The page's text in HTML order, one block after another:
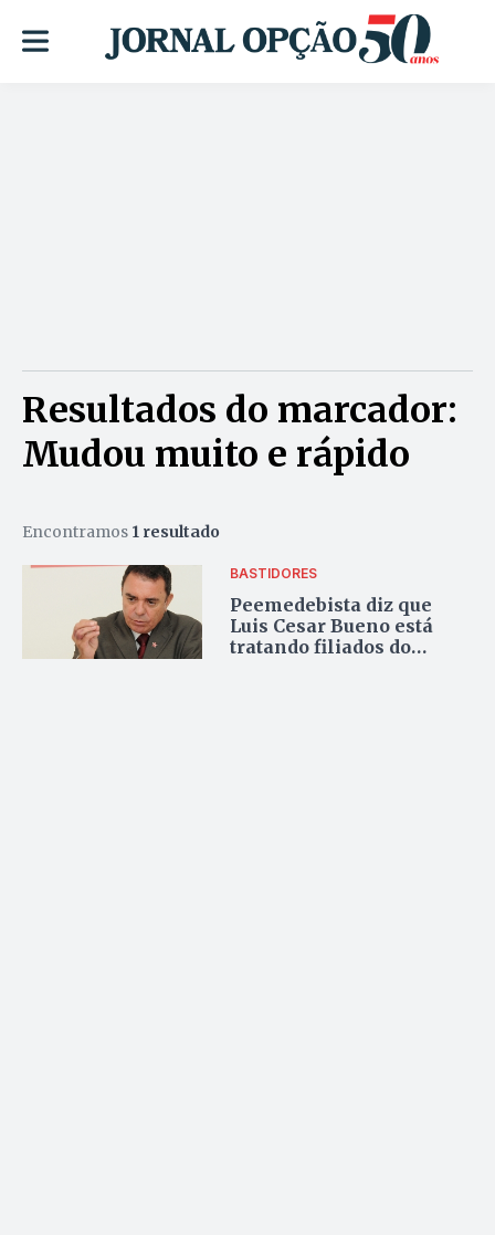
Resultados do marcador:
Mudou muito e rápido
Encontramos 1 resultado
BASTIDORES
Peemedebista diz que
Luis Cesar Bueno está
tratando filiados do